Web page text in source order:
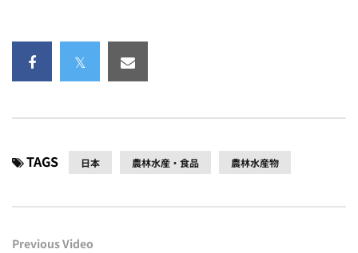
TAGS 日本 農林水産・食品 農林水産物
Previous Video